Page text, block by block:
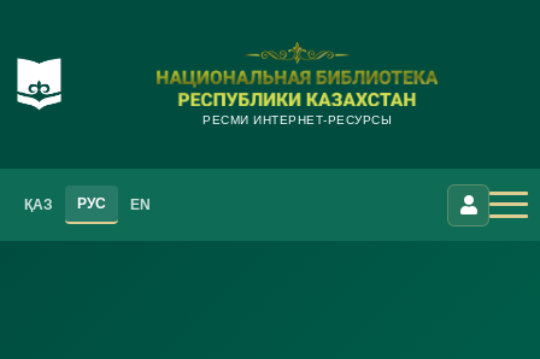
РЕСМИ ИНТЕРНЕТ-РЕСУРСЫ
ҚАЗ РУС EN